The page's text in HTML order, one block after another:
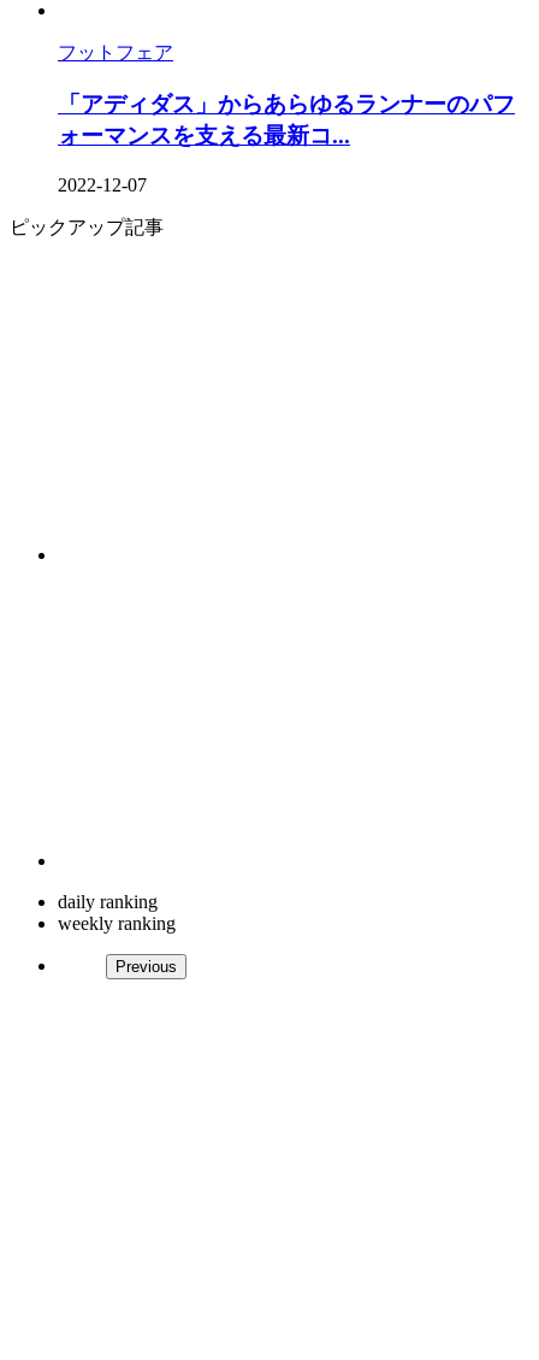
フットフェア
「アディダス」からあらゆるランナーのパフ
ォーマンスを支える最新コ...
2022-12-07
ピックアップ記事
daily ranking
weekly ranking
Previous